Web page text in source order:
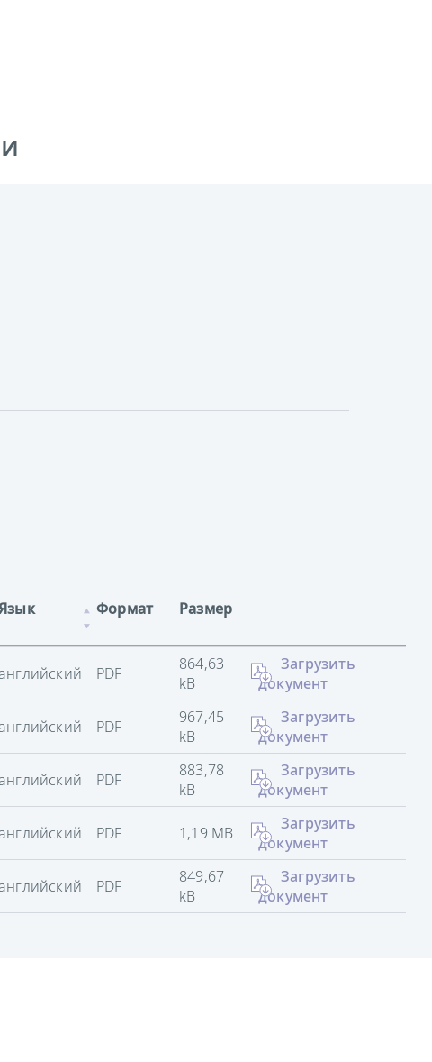
Формат Размер
PDF
864,63
kB
Загрузить
документ
PDF
967,45
kB
Загрузить
документ
PDF
883,78
kB
Загрузить
документ
PDF 1,19 MB
Загрузить
документ
PDF
849,67
kB
Загрузить
документ